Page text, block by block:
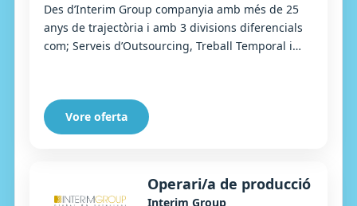
Des d’Interim Group companyia amb més de 25
anys de trajectòria i amb 3 divisions diferencials
com; Serveis d’Outsourcing, Treball Temporal i
Vore oferta
Operari/a de producció
Interim Group